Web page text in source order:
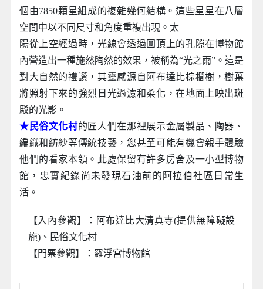
個由7850顆星組成的複雜幾何結構。這些星星在八層
空間中以不同尺寸和角度重複出現。太
陽從上空經過時，光線會透過圓頂上的孔隙在博物館
內營造出一種施然陶然的效果，被稱為“光之雨”。這是
對大自然的禮讚，其靈感源自阿布達比棕櫚樹，樹葉
將照射下來的強烈日光過濾和柔化，在地面上映出斑
駁的光影。
★民俗文化村的匠人們在那裡展示金屬製品、陶器、
編織和紡紗等傳統技藝，您甚至可能有機會親手體驗
他們的看家本領。此處保留有許多房舍及一小型博物
館，忠實紀錄尚未發現石油前的阿拉伯社區日常生
活。
【入內參觀】：阿布達比大清真寺(提供無障礙設
施)、民俗文化村
【門票參觀】：羅浮宮博物館